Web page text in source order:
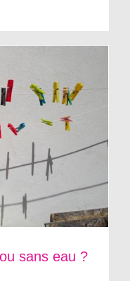
sans eau ?